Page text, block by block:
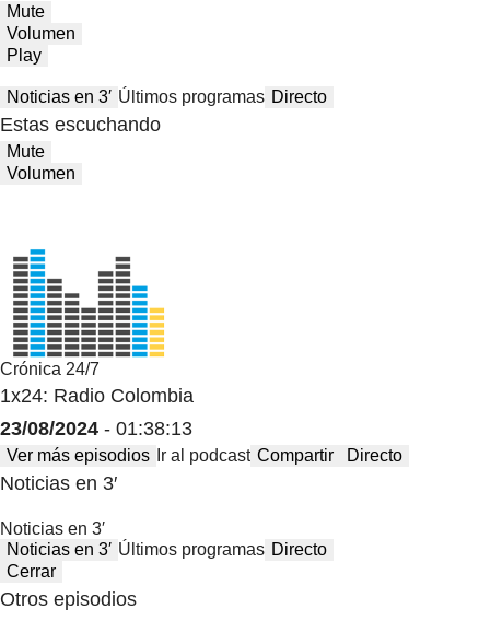
Mute
Volumen
Play
Noticias en 3′ Últimos programas Directo
Estas escuchando
Mute
Volumen
Crónica 24/7
1x24: Radio Colombia
23/08/2024 - 01:38:13
Ver más episodios Ir al podcast Compartir Directo
Noticias en 3′
Noticias en 3′
Noticias en 3′ Últimos programas Directo
Cerrar
Otros episodios